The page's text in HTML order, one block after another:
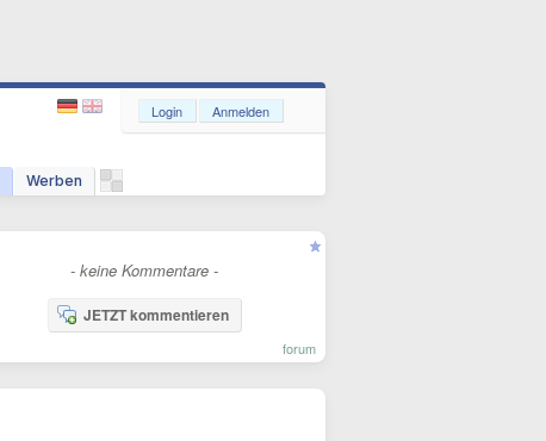
Werben
Login Anmelden
- keine Kommentare -
JETZT kommentieren
forum